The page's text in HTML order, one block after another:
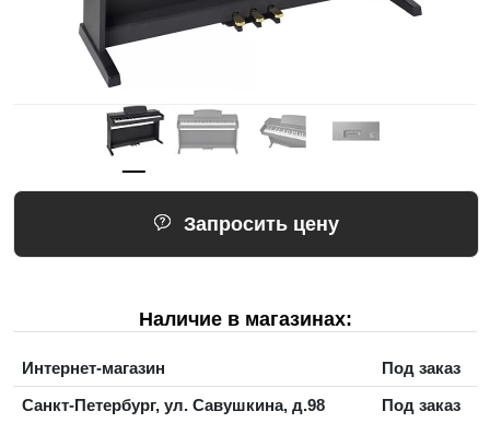
Запросить цену
Наличие в магазинах:
Интернет-магазин
Под заказ
Санкт-Петербург, ул. Савушкина, д.98
Под заказ